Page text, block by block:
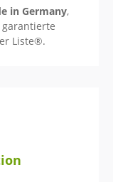
in Germany,
Liste®.